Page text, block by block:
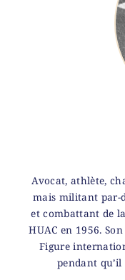
Avocat, athlète,
mais militant par-
et combattant de
HUAC en 1956.
Figure
pendant